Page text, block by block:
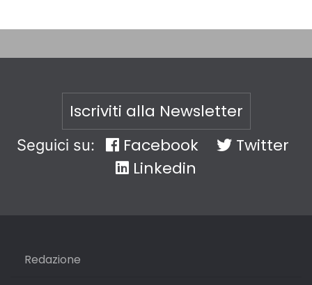
Iscriviti alla Newsletter
Seguici su: Facebook
Twitter
Linkedin
Redazione